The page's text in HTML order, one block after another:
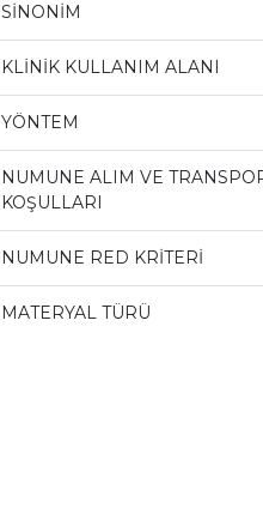
SİNONİM
KLİNİK KULLANIM ALANI
YÖNTEM
NUMUNE ALIM VE
KOŞULLARI
NUMUNE RED KRİTERİ
MATERYAL TÜRÜ